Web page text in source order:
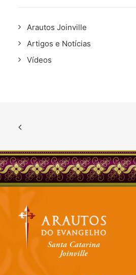
Arautos Joinville
Artigos e Notícias
Vídeos